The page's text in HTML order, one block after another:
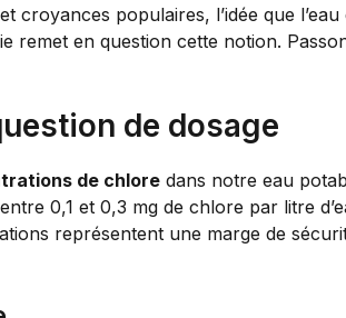
populaires, l’idée que
remet en question cette notion.
de dosage
de chlore dans notre eau
0,1 et 0,3 mg de chlore par litre
représentent une marge de